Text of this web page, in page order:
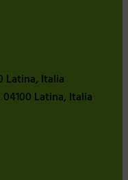
Latina, Italia
Latina, Italia